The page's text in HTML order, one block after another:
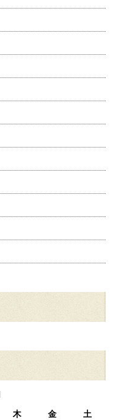
木 金 土